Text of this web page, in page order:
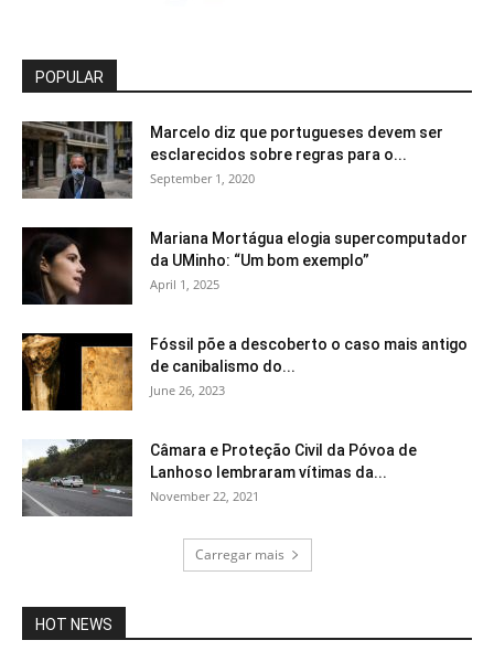
POPULAR
Marcelo diz que portugueses devem ser
esclarecidos sobre regras para o...
September 1, 2020
Mariana Mortágua elogia supercomputador
da UMinho: “Um bom exemplo”
April 1, 2025
Fóssil põe a descoberto o caso mais antigo
de canibalismo do...
June 26, 2023
Câmara e Proteção Civil da Póvoa de
Lanhoso lembraram vítimas da...
November 22, 2021
Carregar mais
HOT NEWS